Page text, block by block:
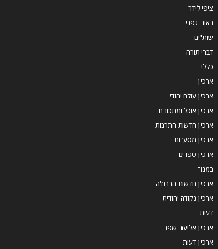
ציפי לידר
ראובן גפני
שות"ים
דברי תורה
כללי
ארכיון
ארכיון עולם יהודי
ארכיון אוכל ומתכונים
ארכיון חדשות התרבות
ארכיון מסעדות
ארכיון ספרים
במגזר
ארכיון חדשות הברנז'ה
ארכיון נקודה יהודית
דעות
ארכיון אליעזר שפר
ארכיון דעות